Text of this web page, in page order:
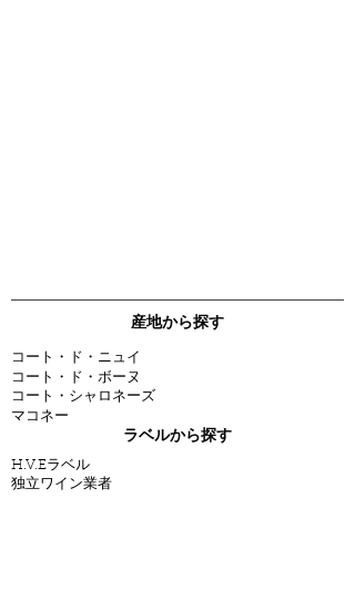
産地から探す
コート・ド・ニュイ
コート・ド・ボーヌ
コート・シャロネーズ
マコネー
ラベルから探す
H.V.Eラベル
独立ワイン業者